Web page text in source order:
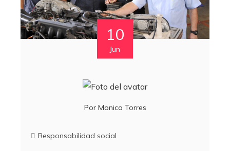
10
Jun
Por Monica Torres
Responsabilidad social